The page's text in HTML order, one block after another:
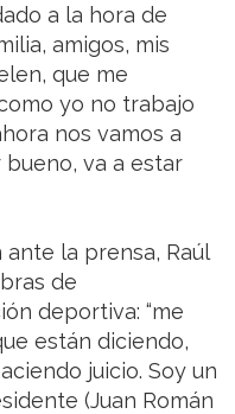
a la hora de
amigos, mis
que me
yo no trabajo
nos vamos a
bueno, va a estar
la prensa, Raúl
de
deportiva: “me
están diciendo,
juicio. Soy un
(Juan Román